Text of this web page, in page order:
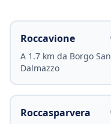
Roccavione
A 1.7 km da Borgo San
Dalmazzo
Roccasparvera